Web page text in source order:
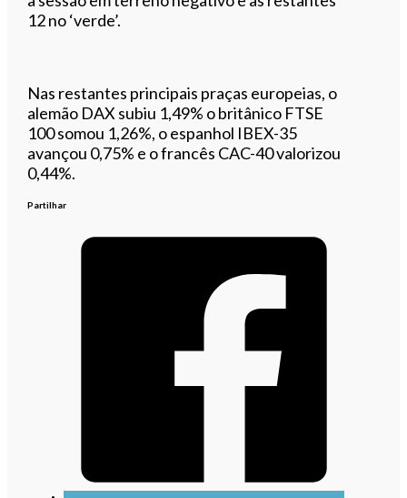
12 no ‘verde’.
Nas restantes principais praças europeias, o
alemão DAX subiu 1,49% o britânico FTSE
100 somou 1,26%, o espanhol IBEX-35
avançou 0,75% e o francês CAC-40 valorizou
0,44%.
Partilhar